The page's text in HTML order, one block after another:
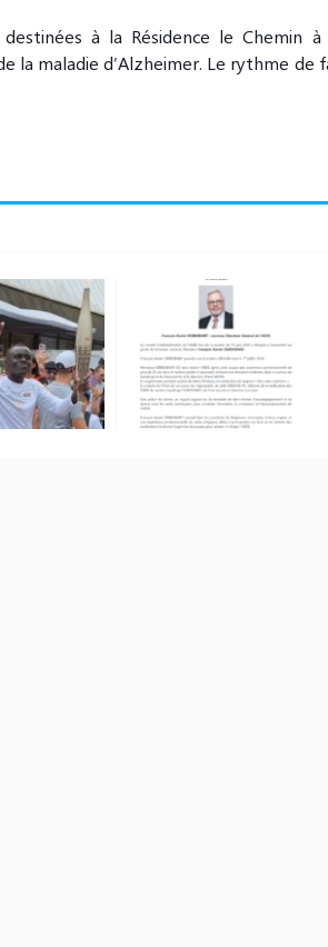
à la Résidence le Chemin à
la maladie d’Alzheimer. Le rythme de